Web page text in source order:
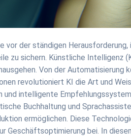
vor der ständigen Herausforderung,
zu sichern. Künstliche Intelligenz
Von der Automatisierung
revolutioniert KI die Art und
und intelligente
Buchhaltung und
ermöglichen. Diese
Geschäftsoptimierung bei. In